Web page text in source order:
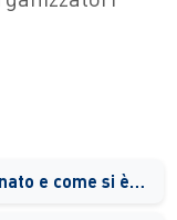
Garlandini, ci racconta come è nato e come si è sviluppato questo evento?